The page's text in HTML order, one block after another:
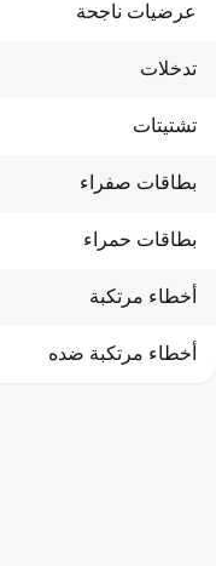
عرضيات ناجحة
تدخلات
تشتيتات
بطاقات صفراء
بطاقات حمراء
أخطاء مرتكبة
أخطاء مرتكبة ضده